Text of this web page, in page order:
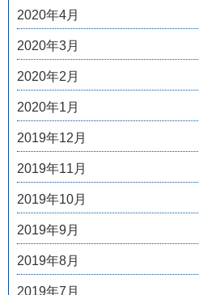
2020年4月
2020年3月
2020年2月
2020年1月
2019年12月
2019年11月
2019年10月
2019年9月
2019年8月
2019年7月